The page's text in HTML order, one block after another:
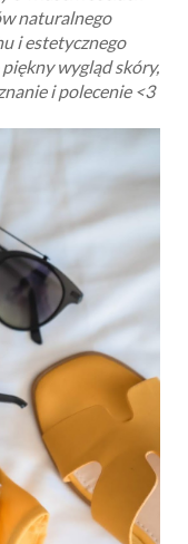
naturalnego
i estetycznego
wygląd skóry,
i polecenie <3